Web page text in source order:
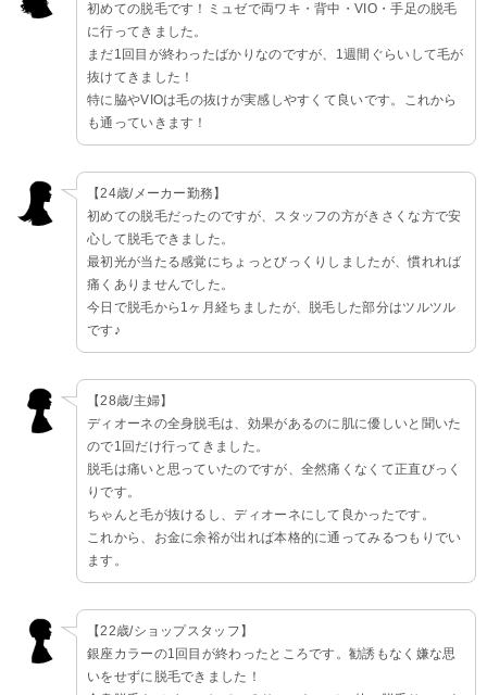
初めての脱毛です！ミュゼで両ワキ・背中・VIO・手足の脱毛
に行ってきました。
まだ1回目が終わったばかりなのですが、1週間ぐらいして毛が
抜けてきました！
特に脇やVIOは毛の抜けが実感しやすくて良いです。これから
も通っていきます！
【24歳/メーカー勤務】
初めての脱毛だったのですが、スタッフの方がきさくな方で安
心して脱毛できました。
最初光が当たる感覚にちょっとびっくりしましたが、慣れれば
痛くありませんでした。
今日で脱毛から1ヶ月経ちましたが、脱毛した部分はツルツル
です♪
【28歳/主婦】
ディオーネの全身脱毛は、効果があるのに肌に優しいと聞いた
ので1回だけ行ってきました。
脱毛は痛いと思っていたのですが、全然痛くなくて正直びっく
りです。
ちゃんと毛が抜けるし、ディオーネにして良かったです。
これから、お金に余裕が出れば本格的に通ってみるつもりでい
ます。
【22歳/ショップスタッフ】
銀座カラーの1回目が終わったところです。勧誘もなく嫌な思
いをせずに脱毛できました！